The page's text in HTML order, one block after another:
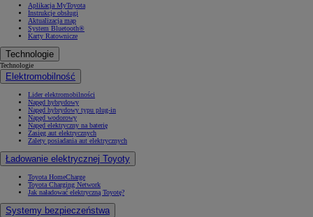
Aplikacja MyToyota
Instrukcje obsługi
Aktualizacja map
System Bluetooth®
Karty Ratownicze
Technologie
Technologie
Elektromobilność
Lider elektromobilności
Napęd hybrydowy
Napęd hybrydowy typu plug-in
Napęd wodorowy
Napęd elektryczny na baterię
Zasięg aut elektrycznych
Zalety posiadania aut elektrycznych
Ładowanie elektrycznej Toyoty
Toyota HomeCharge
Toyota Charging Network
Jak naładować elektryczną Toyotę?
Systemy bezpieczeństwa